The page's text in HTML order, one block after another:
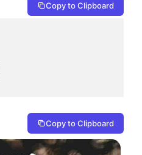
Copy to Clipboard
Copy to Clipboard